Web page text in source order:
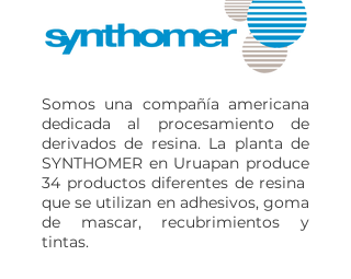
Somos una compañía americana
dedicada al procesamiento de
derivados de resina. La planta de
SYNTHOMER en Uruapan produce
34 productos diferentes de resina
que se utilizan en adhesivos, goma
de mascar, recubrimientos y
tintas.